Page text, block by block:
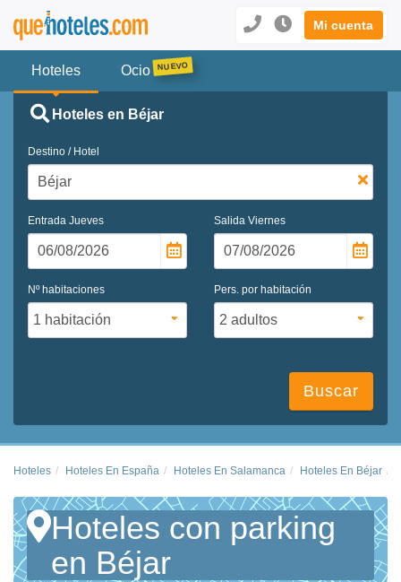
Mi cuenta
Hoteles Ocio
Hoteles en Béjar
Destino / Hotel
Entrada Jueves Salida Viernes
Nº habitaciones Pers. por habitación
Buscar
Hoteles Hoteles En España Hoteles En Salamanca Hoteles En Béjar
Hoteles con parking
en Béjar